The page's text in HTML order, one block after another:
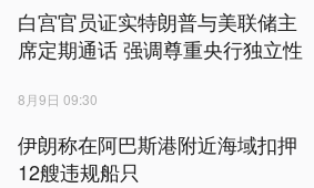
白宫官员证实特朗普与美联储主
席定期通话 强调尊重央行独立性
8月9日 09:30
伊朗称在阿巴斯港附近海域扣押
12艘违规船只